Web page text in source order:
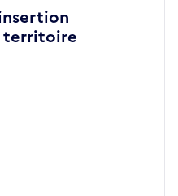
territoire